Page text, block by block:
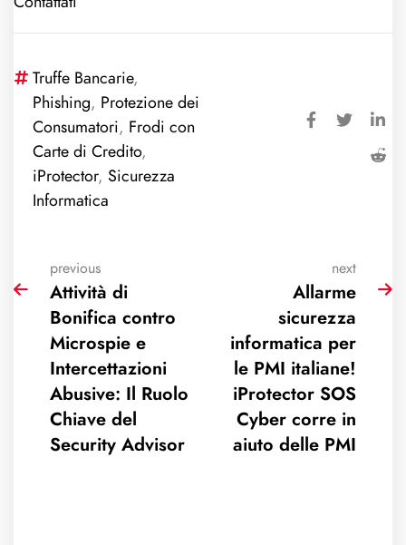
Truffe Bancarie,
Phishing, Protezione dei
Consumatori, Frodi con
Carte di Credito,
iProtector, Sicurezza
Informatica
previous
Attività di
Bonifica contro
Microspie e
Intercettazioni
Abusive: Il Ruolo
Chiave del
Security Advisor
next
Allarme
sicurezza
informatica per
le PMI italiane!
iProtector SOS
Cyber corre in
aiuto delle PMI